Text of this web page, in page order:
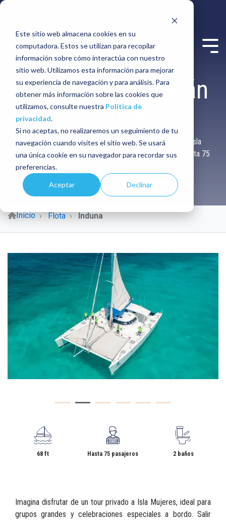
Este sitio web almacena cookies en su
computadora. Estos se utilizan para recopilar
información sobre cómo interactúa con nuestro
sitio web. Utilizamos esta información para mejorar
su experiencia de navegación y para análisis. Para
obtener más información sobre las cookies que
utilizamos, consulte nuestra Política de
privacidad.
Si no aceptas, no realizaremos un seguimiento de tu
navegación cuando visites el sitio web. Se usará
una única cookie en su navegador para recordar sus
preferencias.
Aceptar Declinar
Horario de servicio: De 8 am a 8 pm diariamente
Renta el catamarán
Induna
Disfruta de un exclusivo recorrido en catamarán por Isla
Mujeres para eventos inolvidables con capacidad de hasta 75
COTIZA AHORA
Inicio Flota Induna
68 ft Hasta 75 pasajeros 2 baños
Imagina disfrutar de un tour privado a Isla Mujeres, ideal para
grupos grandes y celebraciones especiales a bordo. Salir